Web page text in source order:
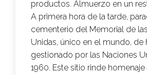
productos. Almuerzo en un
A primera hora de la tarde,
cementerio del Memorial de
Unidas, único en el mundo, de
gestionado por las Naciones
1960. Este sitio rinde homenaje